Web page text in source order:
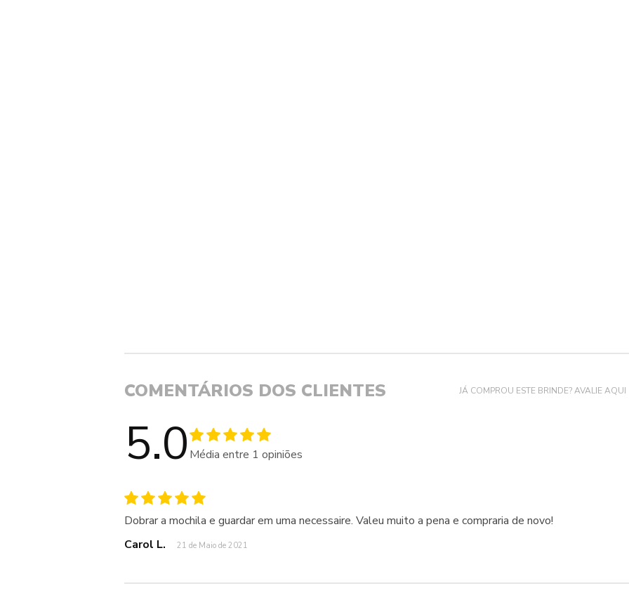
COMENTÁRIOS DOS CLIENTES JÁ COMPROU ESTE BRINDE? AVALIE AQUI
5.0 Média entre 1 opiniões
Dobrar a mochila e guardar em uma necessaire. Valeu muito a pena e compraria de novo!
Carol L.
21 de Maio de 2021